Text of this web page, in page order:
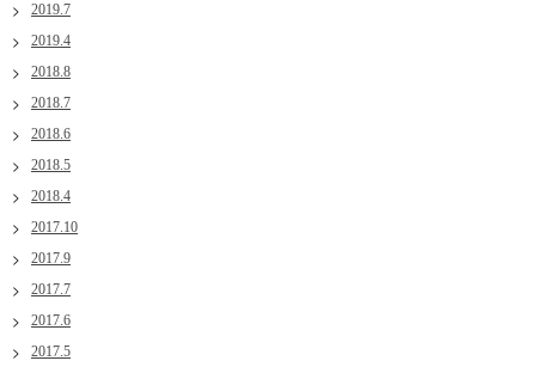
2019.7
2019.4
2018.8
2018.7
2018.6
2018.5
2018.4
2017.10
2017.9
2017.7
2017.6
2017.5